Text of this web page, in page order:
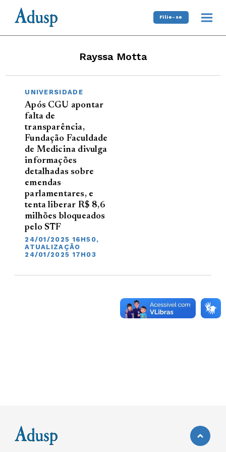
Filie-se
Rayssa Motta
UNIVERSIDADE
Após CGU apontar
falta de
transparência,
Fundação Faculdade
de Medicina divulga
informações
detalhadas sobre
emendas
parlamentares, e
tenta liberar R$ 8,6
milhões bloqueados
pelo STF
24/01/2025 16H50,
ATUALIZAÇÃO
24/01/2025 17H03